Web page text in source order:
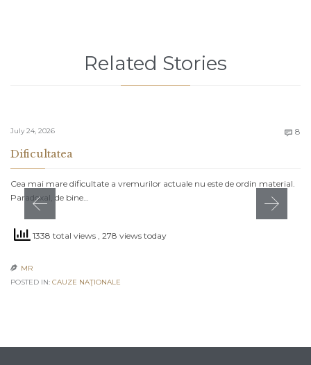
Related Stories
July 24, 2026  8
Dificultatea
Cea mai mare dificultate a vremurilor actuale nu este de ordin material.
Paradoxal, de bine…
1338 total views , 278 views today
 MR
POSTED IN: CAUZE NAŢIONALE